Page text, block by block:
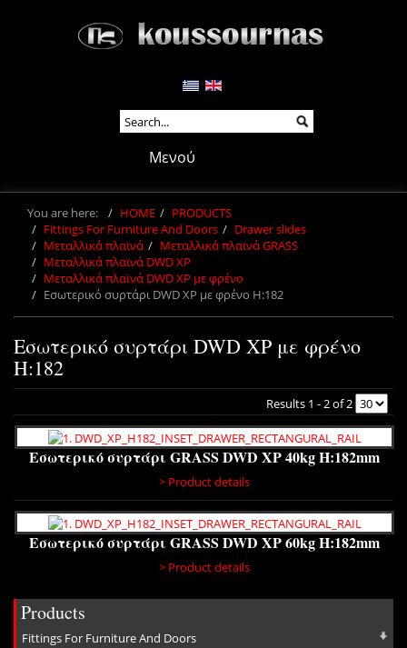
Μενού
You are here: HOME
PRODUCTS
Fittings For Furniture And Doors
Drawer slides
Μεταλλικά πλαϊνά
Μεταλλικά πλαϊνά GRASS
Μεταλλικά πλαϊνά DWD XP
Μεταλλικά πλαϊνά DWD XP με φρένο
Εσωτερικό συρτάρι DWD XP με φρένο H:182
Εσωτερικό συρτάρι DWD XP με φρένο
H:182
Results 1 - 2 of 2
Εσωτερικό συρτάρι GRASS DWD XP 40kg H:182mm
> Product details
Εσωτερικό συρτάρι GRASS DWD XP 60kg H:182mm
> Product details
Products
Fittings For Furniture And Doors